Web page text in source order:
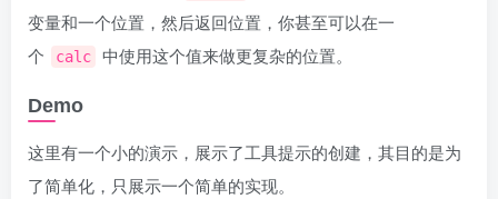
变量和一个位置，然后返回位置，你甚至可以在一
个
calc 中使用这个值来做更复杂的位置。
Demo
这里有一个小的演示，展示了工具提示的创建，其目的是为
了简单化，只展示一个简单的实现。